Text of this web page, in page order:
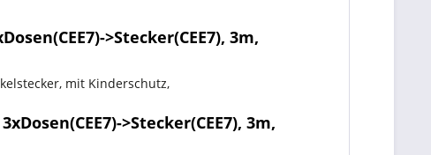
>Stecker(CEE7), 3m,
mit Kinderschutz,
>Stecker(CEE7), 3m,